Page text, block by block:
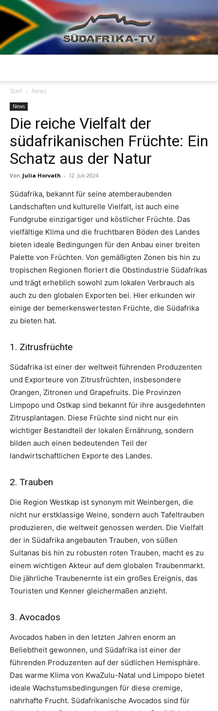
TV
Start News
News
Die reiche Vielfalt der
südafrikanischen Früchte: Ein
Schatz aus der Natur
Von Julia Horvath - 12. Juli 2024
Südafrika, bekannt für seine atemberaubenden
Landschaften und kulturelle Vielfalt, ist auch eine
Fundgrube einzigartiger und köstlicher Früchte. Das
vielfältige Klima und die fruchtbaren Böden des Landes
bieten ideale Bedingungen für den Anbau einer breiten
Palette von Früchten. Von gemäßigten Zonen bis hin zu
tropischen Regionen floriert die Obstindustrie Südafrikas
und trägt erheblich sowohl zum lokalen Verbrauch als
auch zu den globalen Exporten bei. Hier erkunden wir
einige der bemerkenswertesten Früchte, die Südafrika
zu bieten hat.
1. Zitrusfrüchte
Südafrika ist einer der weltweit führenden Produzenten
und Exporteure von Zitrusfrüchten, insbesondere
Orangen, Zitronen und Grapefruits. Die Provinzen
Limpopo und Ostkap sind bekannt für ihre ausgedehnten
Zitrusplantagen. Diese Früchte sind nicht nur ein
wichtiger Bestandteil der lokalen Ernährung, sondern
bilden auch einen bedeutenden Teil der
landwirtschaftlichen Exporte des Landes.
2. Trauben
Die Region Westkap ist synonym mit Weinbergen, die
nicht nur erstklassige Weine, sondern auch Tafeltrauben
produzieren, die weltweit genossen werden. Die Vielfalt
der in Südafrika angebauten Trauben, von süßen
Sultanas bis hin zu robusten roten Trauben, macht es zu
einem wichtigen Akteur auf dem globalen Traubenmarkt.
Die jährliche Traubenernte ist ein großes Ereignis, das
Touristen und Kenner gleichermaßen anzieht.
3. Avocados
Avocados haben in den letzten Jahren enorm an
Beliebtheit gewonnen, und Südafrika ist einer der
führenden Produzenten auf der südlichen Hemisphäre.
Das warme Klima von KwaZulu-Natal und Limpopo bietet
ideale Wachstumsbedingungen für diese cremige,
nahrhafte Frucht. Südafrikanische Avocados sind für